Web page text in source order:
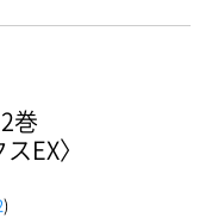
巻
EX〉
)